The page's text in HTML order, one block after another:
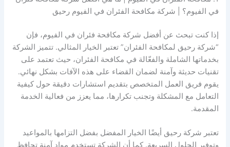
في الفيوم؟ | شركة مكافحة الفئران في الفيوم رحيق
إذا كنت تبحث عن أفضل شركة مكافحة فئران في الفيوم، فإن
“شركة رحيق لمكافحة الفئران” تعتبر الخيار المثالي. تتميز الشركة
بخدماتها الشاملة والفعّالة في مكافحة الفئران، حيث تعتمد على
تقنيات حديثة وآمنة لضمان القضاء على هذه الآفات بشكل نهائي.
يقوم فريق العمل المتخصص بتقديم استشارات دقيقة حول كيفية
التعامل مع المشكلة وتجنب تكرارها، مما يعزز من فعالية الخدمة
المقدمة.
تعتبر شركة رحيق أيضًا الخيار المفضل بفضل التزامها بالمواعيد